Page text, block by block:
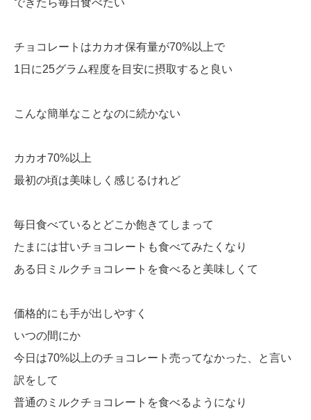
できたら毎日食べたい
チョコレートはカカオ保有量が70%以上で
1日に25グラム程度を目安に摂取すると良い
こんな簡単なことなのに続かない
カカオ70%以上
最初の頃は美味しく感じるけれど
毎日食べているとどこか飽きてしまって
たまには甘いチョコレートも食べてみたくなり
ある日ミルクチョコレートを食べると美味しくて
価格的にも手が出しやすく
いつの間にか
今日は70%以上のチョコレート売ってなかった、と言い
訳をして
普通のミルクチョコレートを食べるようになり